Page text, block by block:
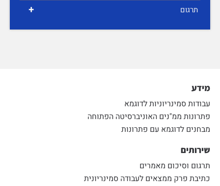
+ תרגום
מידע
עבודות סמינריוניות לדוגמא
פתרונות ממ"נים האוניברסיטה הפתוחה
מבחנים לדוגמא עם פתרונות
שירותים
תרגום וסיכום מאמרים
כתיבת פרק ממצאים לעבודה סמינריונית